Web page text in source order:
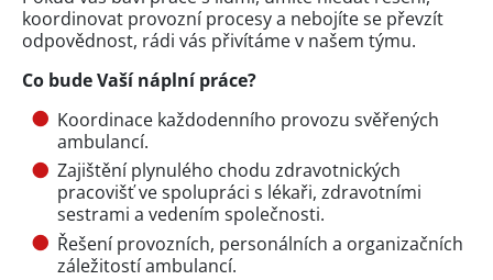
koordinovat provozní procesy a nebojíte se převzít
odpovědnost, rádi vás přivítáme v našem týmu.
Co bude Vaší náplní práce?
Koordinace každodenního provozu svěřených
ambulancí.
Zajištění plynulého chodu zdravotnických
pracovišť ve spolupráci s lékaři, zdravotními
sestrami a vedením společnosti.
Řešení provozních, personálních a organizačních
záležitostí ambulancí.